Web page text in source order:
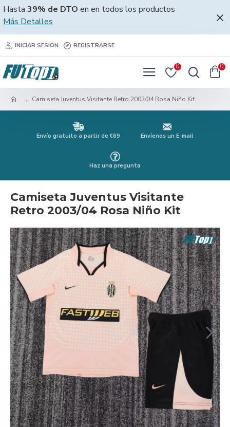
Hasta 39% de DTO en en todos los productos
Más Detalles
INICIAR SESIÓN REGISTRARSE
0 0
Camiseta Juventus Visitante Retro 2003/04 Rosa Niño Kit
Envío gratuito a partir de €69 Envíenos un E-mail
Haz una pregunta
Camiseta Juventus Visitante
Retro 2003/04 Rosa Niño Kit